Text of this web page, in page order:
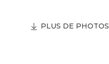
PLUS DE PHOTOS